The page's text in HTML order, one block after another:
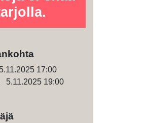
5.11.2025 17:00
5.11.2025 19:00